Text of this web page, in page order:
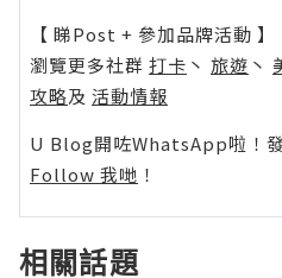
【 睇Post + 參加品牌活動 】
瀏覽更多社群 打卡 丶 旅遊 丶
攻略及 活動情報
U Blog開咗WhatsApp啦！
Follow 我哋 ！
相關話題